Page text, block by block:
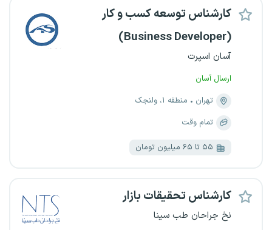
کارشناس توسعه کسب‌ و کار
(Business Developer)
آسان اسپرت
ارسال آسان
تهران
منطقه ۱، ولنجک
تمام وقت
۵۵ تا ۶۵ میلیون تومان
کارشناس تحقیقات بازار
نخ جراحان طب سینا